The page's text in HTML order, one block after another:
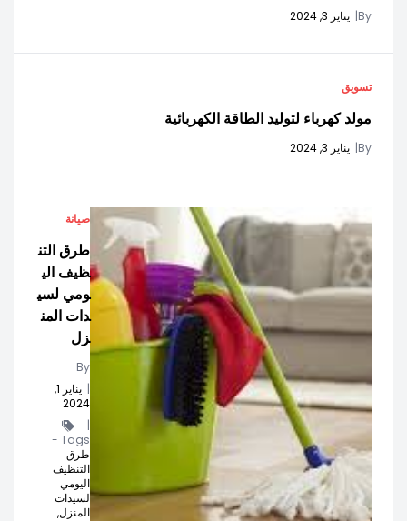
By
| يناير 3, 2024
تسويق
مولد كهرباء لتوليد الطاقة الكهربائية
By
| يناير 3, 2024
صيانة
طرق التن
ظيف الي
ومي لسي
دات المن
زل
By
|
يناير 1,
2024
|
Tags -
طرق
التنظيف
اليومي
لسيدات
المنزل,